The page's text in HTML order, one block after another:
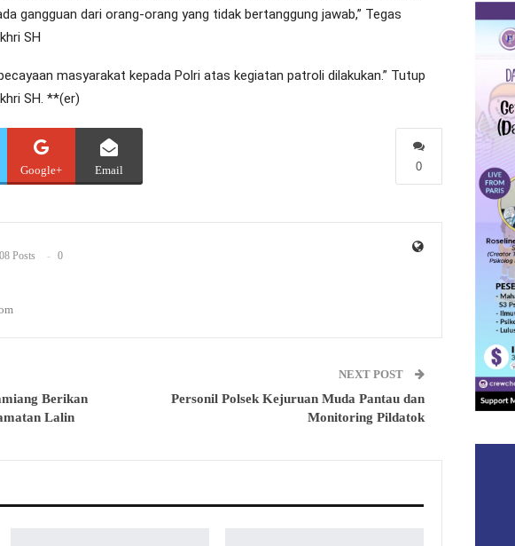
gangguan dari orang-orang yang tidak bertanggung jawab,” Tegas
SH
masyarakat kepada Polri atas kegiatan patroli dilakukan.” Tutup
SH. **(er)
0
Google+ Email
Posts 0
Berikan
Lalin
NEXT POST
Personil Polsek Kejuruan Muda Pantau dan
Monitoring Pildatok